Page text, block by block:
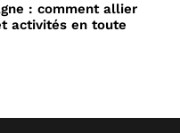
: comment allier
activités en toute